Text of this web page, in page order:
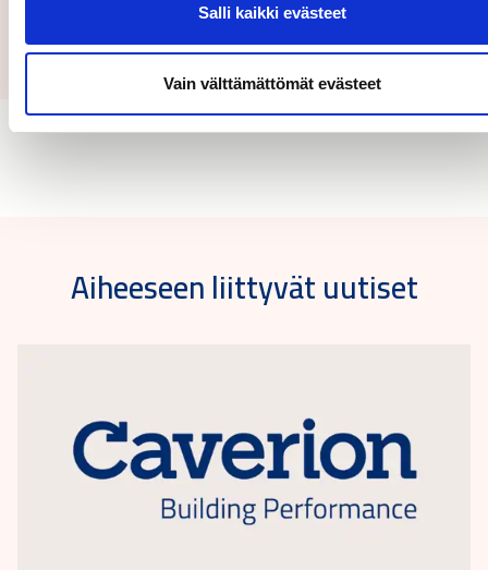
Salli kaikki evästeet
Vain välttämättömät evästeet
Aiheeseen liittyvät uutiset